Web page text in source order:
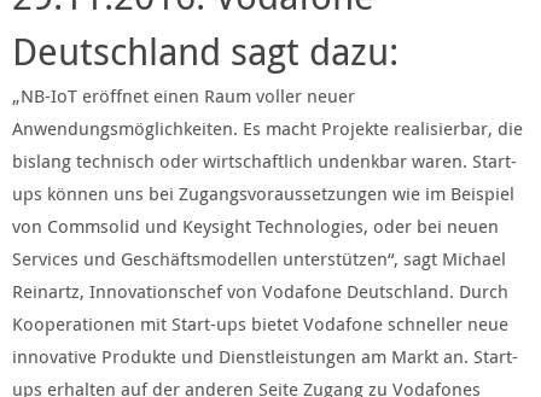
Deutschland sagt dazu:
„NB-IoT eröffnet einen Raum voller neuer
Anwendungsmöglichkeiten. Es macht Projekte realisierbar, die
bislang technisch oder wirtschaftlich undenkbar waren. Start-
ups können uns bei Zugangsvoraussetzungen wie im Beispiel
von Commsolid und Keysight Technologies, oder bei neuen
Services und Geschäftsmodellen unterstützen“, sagt Michael
Reinartz, Innovationschef von Vodafone Deutschland. Durch
Kooperationen mit Start-ups bietet Vodafone schneller neue
innovative Produkte und Dienstleistungen am Markt an. Start-
ups erhalten auf der anderen Seite Zugang zu Vodafones